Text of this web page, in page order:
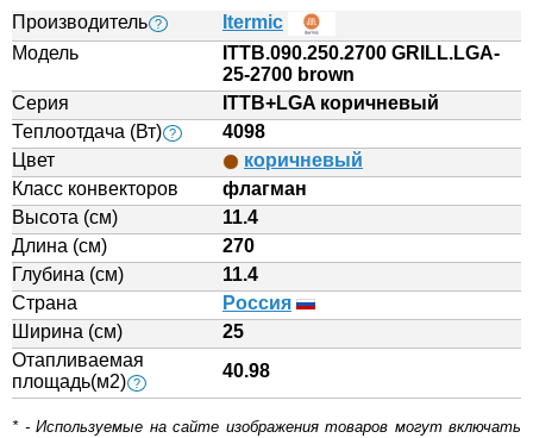
Производитель ?
Itermic
Модель
ITTB.090.250.2700 GRILL.LGA-
25-2700 brown
Серия
ITTB+LGA коричневый
Теплоотдача (Вт) ?
4098
Цвет
коричневый
Класс конвекторов
флагман
Высота (см)
11.4
Длина (см)
270
Глубина (см)
11.4
Страна
Россия
Ширина (см)
25
Отапливаемая
площадь(м2) ?
40.98
* - Используемые на сайте изображения товаров могут включать